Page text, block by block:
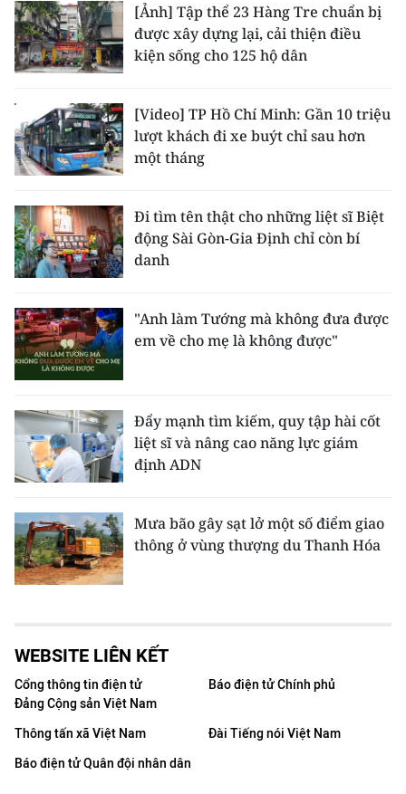
[Ảnh] Tập thể 23 Hàng Tre chuẩn bị
được xây dựng lại, cải thiện điều
kiện sống cho 125 hộ dân
[Video] TP Hồ Chí Minh: Gần 10 triệu
lượt khách đi xe buýt chỉ sau hơn
một tháng
Đi tìm tên thật cho những liệt sĩ Biệt
động Sài Gòn-Gia Định chỉ còn bí
danh
"Anh làm Tướng mà không đưa được
em về cho mẹ là không được"
Đẩy mạnh tìm kiếm, quy tập hài cốt
liệt sĩ và nâng cao năng lực giám
định ADN
Mưa bão gây sạt lở một số điểm giao
thông ở vùng thượng du Thanh Hóa
WEBSITE LIÊN KẾT
Cổng thông tin điện tử
Đảng Cộng sản Việt Nam
Báo điện tử Chính phủ
Thông tấn xã Việt Nam
Đài Tiếng nói Việt Nam
Báo điện tử Quân đội nhân dân